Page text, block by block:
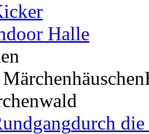
Halle
durch die